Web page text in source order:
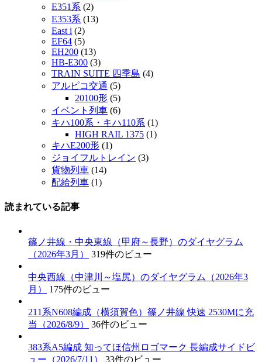
E351系 (2)
E353系 (13)
East i (2)
EF64 (5)
EH200 (13)
HB-E300 (3)
TRAIN SUITE 四季島 (4)
アルピコ交通 (5)
20100形 (5)
イベント列車 (6)
キハ100系・キハ110系 (1)
HIGH RAIL 1375 (1)
キハE200形 (1)
ジョイフルトレイン (3)
貨物列車 (14)
配給列車 (1)
読まれている記事
篠ノ井線・中央東線（甲府～長野）のダイヤグラム
（2026年3月）
319件のビュー
中央西線（中津川～塩尻）のダイヤグラム（2026年3
月）
175件のビュー
211系N608編成（横須賀色）篠ノ井線 快速 2530Mに充
当（2026/8/9）
36件のビュー
383系A5編成 知ってほ信州ロゴマーク 長編成サイドビ
ュー（2026/7/11）
33件のビュー